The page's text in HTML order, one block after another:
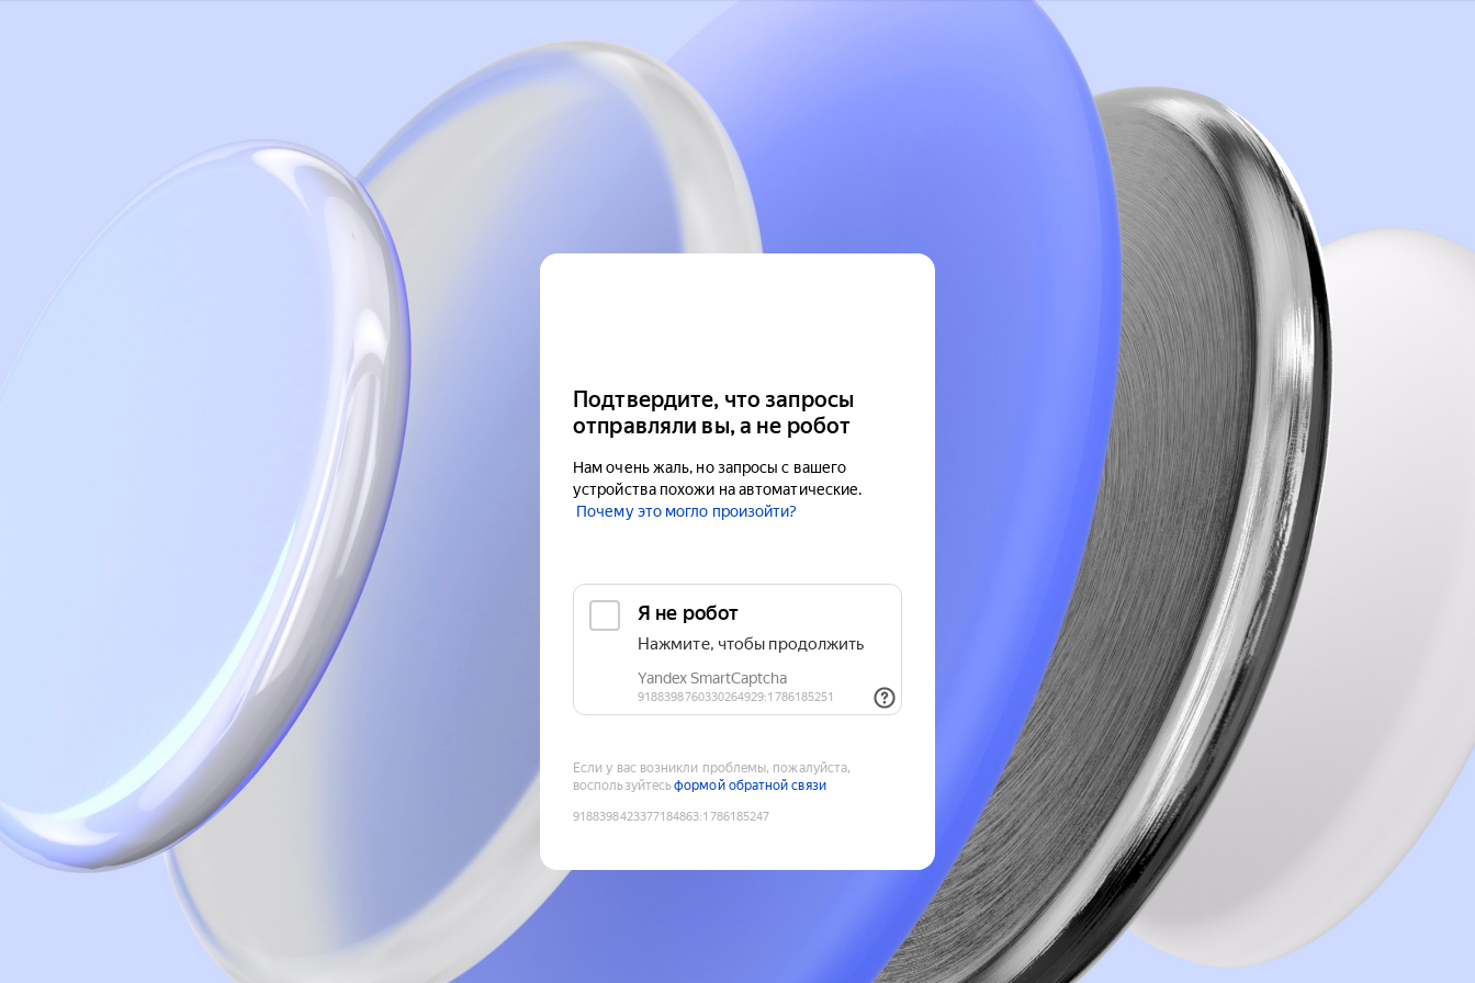
Подтвердите, что запросы
отправляли вы, а не робот
Нам очень жаль, но запросы с вашего
устройства похожи на автоматические.
Почему это могло произойти?
Если у вас возникли проблемы, пожалуйста,
воспользуйтесьформой обратной связи
9188398423377184863:1786185247